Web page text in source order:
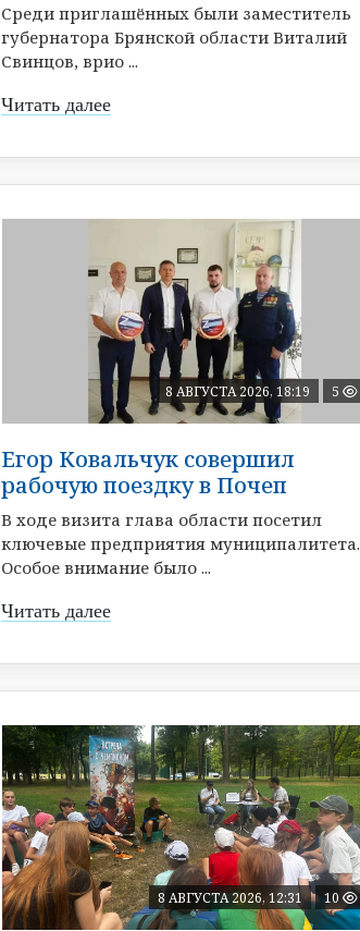
Среди приглашённых были заместитель
губернатора Брянской области Виталий
Свинцов, врио ...
Читать далее
8 АВГУСТА 2026, 18:19 5
Егор Ковальчук совершил
рабочую поездку в Почеп
В ходе визита глава области посетил
ключевые предприятия муниципалитета.
Особое внимание было ...
Читать далее
8 АВГУСТА 2026, 12:31 10